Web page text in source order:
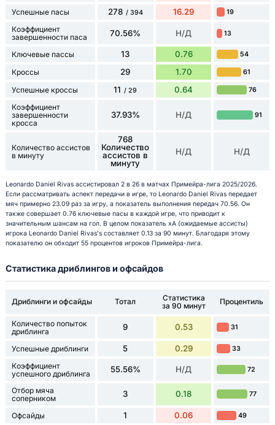
Успешные пасы 278 / 394 16.29 19
Коэффициент
завершенности паса
70.56% Н/Д 13
Ключевые пассы 13 0.76 54
Кроссы 29 1.70 61
Успешные кроссы 11 / 29 0.64 76
Коэффициент
завершенности
кросса
37.93% Н/Д 91
Количество ассистов
в минуту
768
Количество
ассистов в
минуту
Н/Д Н/Д
Leonardo Daniel Rivas ассистировал 2 в 26 в матчах Примейра-лига 2025/2026.
Если рассматривать аспект передачи в игре, то Leonardo Daniel Rivas передает
мяч примерно 23.09 раз за игру, а показатель выполнения передач 70.56. Он
также совершает 0.76 ключевые пасы в каждой игре, что приводит к
значительным шансам на гол. В целом показатель xA (ожидаемые ассисты)
игрока Leonardo Daniel Rivas's составляет 0.13 за 90 минут. Благодаря этому
показателю он обходит 55 процентов игроков Примейра-лига.
Статистика дриблингов и офсайдов
Дриблинги и офсайды Тотал
Статистика
за 90 минут
Процентиль
Количество попыток
дриблинга
9 0.53 31
Успешные дриблинги 5 0.29 33
Коэффициент
успешного дриблинга
55.56% Н/Д 72
Отбор мяча
соперником
3 0.18 77
Офсайды 1 0.06 49